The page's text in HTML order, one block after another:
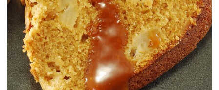
BUNDTCAKE DE MANZANA &